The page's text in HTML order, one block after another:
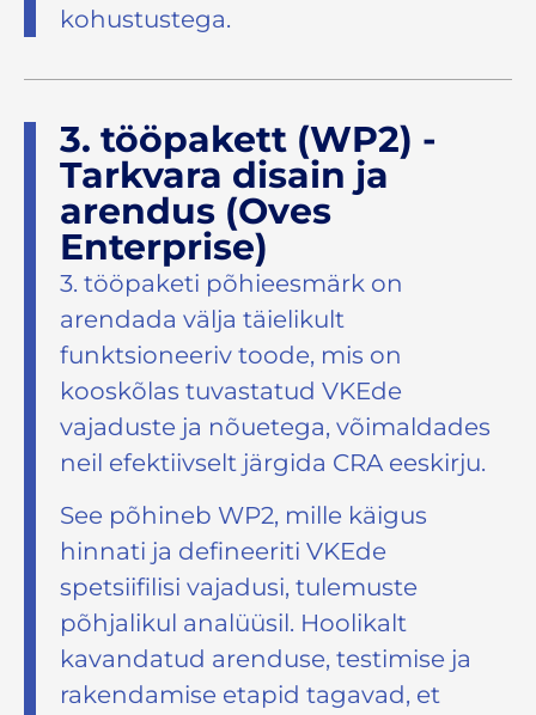
kohustustega.
3. tööpakett (WP2) -
Tarkvara disain ja
arendus (Oves
Enterprise)
3. tööpaketi põhieesmärk on
arendada välja täielikult
funktsioneeriv toode, mis on
kooskõlas tuvastatud VKEde
vajaduste ja nõuetega, võimaldades
neil efektiivselt järgida CRA eeskirju.
See põhineb WP2, mille käigus
hinnati ja defineeriti VKEde
spetsiifilisi vajadusi, tulemuste
põhjalikul analüüsil. Hoolikalt
kavandatud arenduse, testimise ja
rakendamise etapid tagavad, et